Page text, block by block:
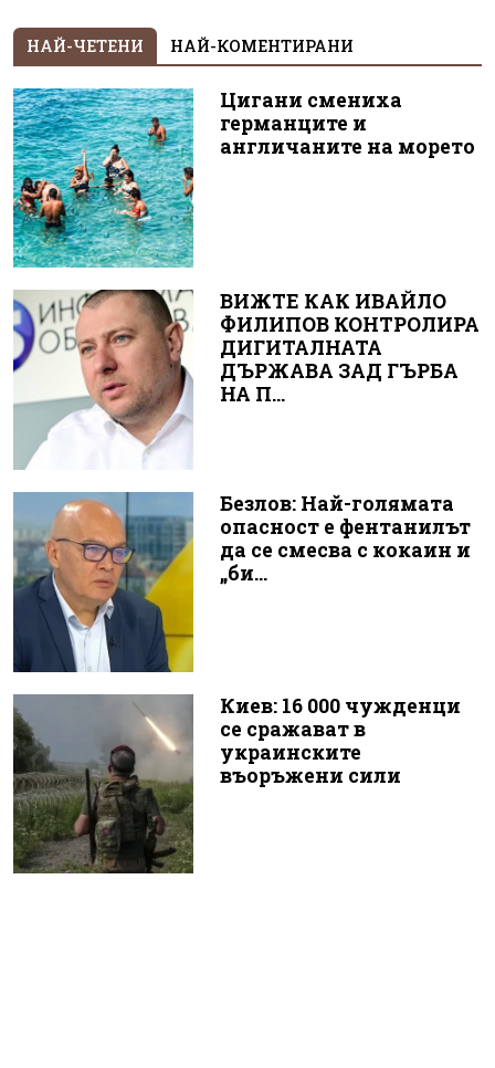
НАЙ-ЧЕТЕНИ НАЙ-КОМЕНТИРАНИ
Цигани смениха
германците и
англичаните на морето
ВИЖТЕ КАК ИВАЙЛО
ФИЛИПОВ КОНТРОЛИРА
ДИГИТАЛНАТА
ДЪРЖАВА ЗАД ГЪРБА
НА П...
Безлов: Най-голямата
опасност е фентанилът
да се смесва с кокаин и
„би...
Киев: 16 000 чужденци
се сражават в
украинските
въоръжени сили